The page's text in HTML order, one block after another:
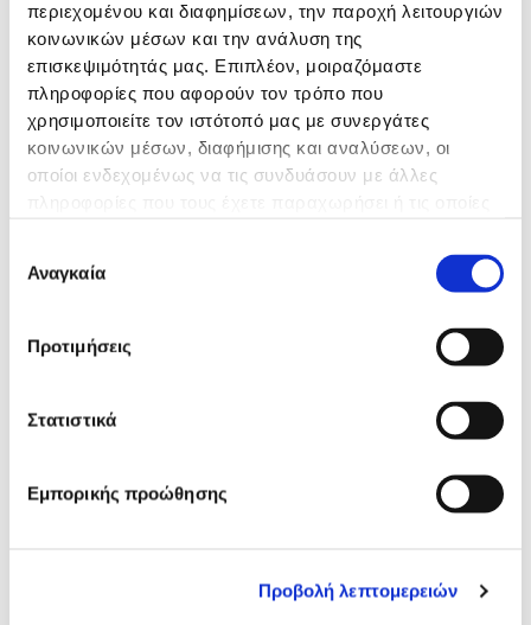
περιεχομένου και διαφημίσεων, την παροχή λειτουργιών
κοινωνικών μέσων και την ανάλυση της
επισκεψιμότητάς μας. Επιπλέον, μοιραζόμαστε
πληροφορίες που αφορούν τον τρόπο που
χρησιμοποιείτε τον ιστότοπό μας με συνεργάτες
κοινωνικών μέσων, διαφήμισης και αναλύσεων, οι
οποίοι ενδεχομένως να τις συνδυάσουν με άλλες
συγκατάθεσης
Αναγκαία
Προτιμήσεις
Στατιστικά
Εμπορικής προώθησης
Προβολή λεπτομερειών
ΟΥΡΙΚΟ ΟΞΥ ΟΡΟΥ
ΣΑΚΧΑΡΟ ΑΙΜΑΤΟΣ
ΤΑΧΥΤΗΤΑ ΚΑΘΙΖΗΣΗΣ ΕΡΥΘΡΩΝ (ΤΚΕ)